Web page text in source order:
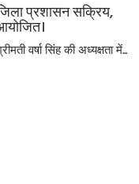
प्रशासन सक्रिय,
वर्षा सिंह की अध्यक्षता में...